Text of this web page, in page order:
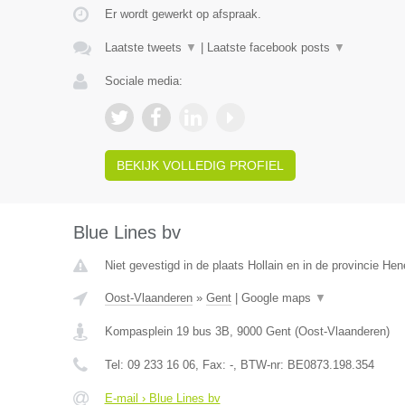
Er wordt gewerkt op afspraak.
Laatste tweets ▼ Laatste facebook posts ▼
Sociale media:
BEKIJK VOLLEDIG PROFIEL
Blue Lines bv
Niet gevestigd in de plaats Hollain en in de provincie
Oost-Vlaanderen» Gent| Google maps ▼
Kompasplein 19 bus 3B, 9000 Gent(Oost-Vlaanderen)
Tel: 09 233 16 06, Fax: -, BTW-nr: BE0873.198.354
E-mail › Blue Lines bv